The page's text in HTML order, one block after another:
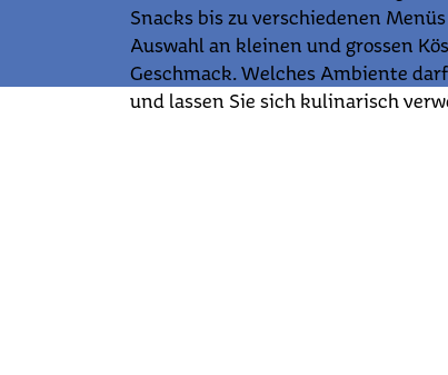
Snacks bis zu verschiedenen
Auswahl an kleinen und grossen
Geschmack. Welches Ambiente
und lassen Sie sich kulinarisch